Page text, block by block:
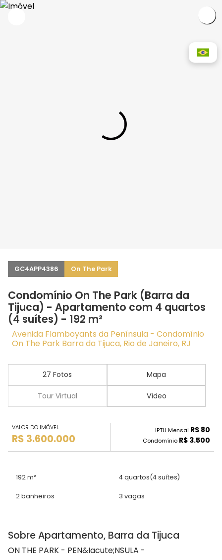
GC4APP4386 On The Park
Condomínio On The Park (Barra da
Tijuca) - Apartamento com 4 quartos
(4 suítes) - 192 m²
Avenida Flamboyants da Península - Condomínio
On The Park Barra da Tijuca, Rio de Janeiro, RJ
27 Fotos Mapa
Tour Virtual Vídeo
VALOR DO IMÓVEL
R$ 3.600.000
IPTU Mensal R$ 80
Condomínio R$ 3.500
192 m² 4 quartos(4 suítes)
2 banheiros 3 vagas
Sobre Apartamento, Barra da Tijuca
ON THE PARK - PEN&Iacute;NSULA -